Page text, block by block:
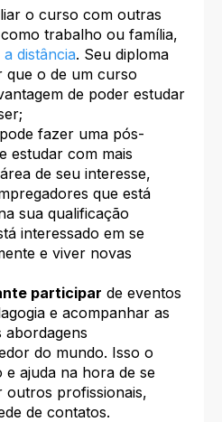
o curso com outras
trabalho ou família,
distância. Seu diploma
que o de um curso
de poder estudar
fazer uma pós-
estudar com mais
de seu interesse,
que está
sua qualificação
interessado em se
e viver novas
participar de eventos
e acompanhar as
abordagens
do mundo. Isso o
e ajuda na hora de se
outros profissionais,
de contatos.